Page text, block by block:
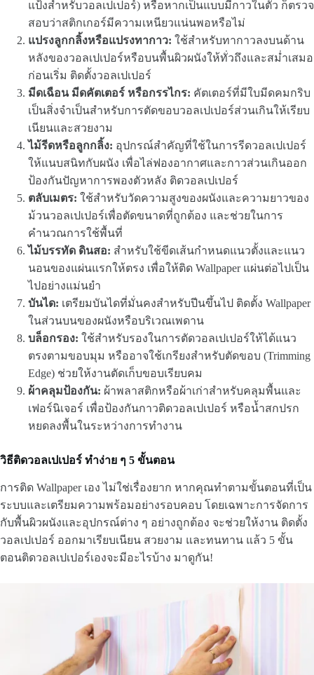
แป้งสำหรับวอลเปเปอร์) หรือหากเป็นแบบมีกาวในตัว ก็ตรวจ
สอบว่าสติกเกอร์มีความเหนียวแน่นพอหรือไม่
แปรงลูกกลิ้งหรือแปรงทากาว: ใช้สำหรับทากาวลงบนด้าน
หลังของวอลเปเปอร์หรือบนพื้นผิวผนังให้ทั่วถึงและสม่ำเสมอ
ก่อนเริ่ม ติดตั้งวอลเปเปอร์
มีดเฉือน มีดคัตเตอร์ หรือกรรไกร: คัตเตอร์ที่มีใบมีดคมกริบ
เป็นสิ่งจำเป็นสำหรับการตัดขอบวอลเปเปอร์ส่วนเกินให้เรียบ
เนียนและสวยงาม
ไม้รีดหรือลูกกลิ้ง: อุปกรณ์สำคัญที่ใช้ในการรีดวอลเปเปอร์
ให้แนบสนิทกับผนัง เพื่อไล่ฟองอากาศและกาวส่วนเกินออก
ป้องกันปัญหาการพองตัวหลัง ติดวอลเปเปอร์
ตลับเมตร: ใช้สำหรับวัดความสูงของผนังและความยาวของ
ม้วนวอลเปเปอร์เพื่อตัดขนาดที่ถูกต้อง และช่วยในการ
คำนวณการใช้พื้นที่
ไม้บรรทัด ดินสอ: สำหรับใช้ขีดเส้นกำหนดแนวตั้งและแนว
นอนของแผ่นแรกให้ตรง เพื่อให้ติด Wallpaper แผ่นต่อไปเป็น
ไปอย่างแม่นยำ
บันได: เตรียมบันไดที่มั่นคงสำหรับปีนขึ้นไป ติดตั้ง Wallpaper
ในส่วนบนของผนังหรือบริเวณเพดาน
บล็อกรอง: ใช้สำหรับรองในการตัดวอลเปเปอร์ให้ได้แนว
ตรงตามขอบมุม หรืออาจใช้เกรียงสำหรับตัดขอบ (Trimming
Edge) ช่วยให้งานตัดเก็บขอบเรียบคม
ผ้าคลุมป้องกัน: ผ้าพลาสติกหรือผ้าเก่าสำหรับคลุมพื้นและ
เฟอร์นิเจอร์ เพื่อป้องกันกาวติดวอลเปเปอร์ หรือน้ำสกปรก
หยดลงพื้นในระหว่างการทำงาน
วิธีติดวอลเปเปอร์ ทำง่าย ๆ 5 ขั้นตอน
การติด Wallpaper เอง ไม่ใช่เรื่องยาก หากคุณทำตามขั้นตอนที่เป็น
ระบบและเตรียมความพร้อมอย่างรอบคอบ โดยเฉพาะการจัดการ
กับพื้นผิวผนังและอุปกรณ์ต่าง ๆ อย่างถูกต้อง จะช่วยให้งาน ติดตั้ง
วอลเปเปอร์ ออกมาเรียบเนียน สวยงาม และทนทาน แล้ว 5 ขั้น
ตอนติดวอลเปเปอร์เองจะมีอะไรบ้าง มาดูกัน!